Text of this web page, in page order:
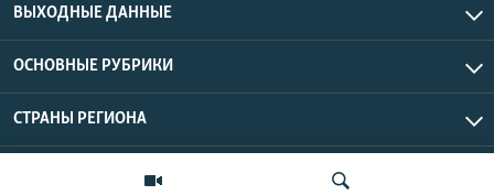
ВЫХОДНЫЕ ДАННЫЕ
ОСНОВНЫЕ РУБРИКИ
СТРАНЫ РЕГИОНА
Азаттык Азия © 2026 RFE/RL, Inc. | Все права защищены.